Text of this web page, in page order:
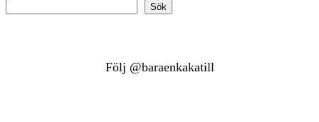
Sök
Följ @baraenkakatill